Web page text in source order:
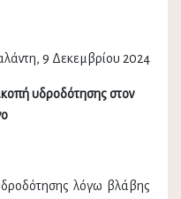
9 Δεκεμβρίου 2024
υδροδότησης στον
λόγω βλάβης